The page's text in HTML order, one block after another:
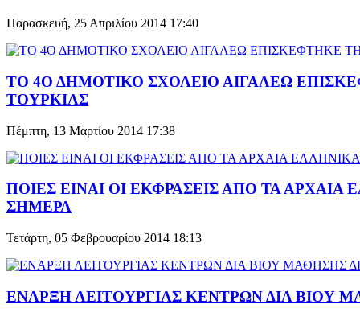
Παρασκευή, 25 Απριλίου 2014 17:40
ΤΟ 4Ο ΔΗΜΟΤΙΚΟ ΣΧΟΛΕΙΟ ΑΙΓΑΛΕΩ
ΤΟΥΡΚΙΑΣ
Πέμπτη, 13 Μαρτίου 2014 17:38
ΠΟΙΕΣ ΕΙΝΑΙ ΟΙ ΕΚΦΡΑΣΕΙΣ ΑΠΟ ΤΑ
ΣΗΜΕΡΑ
Τετάρτη, 05 Φεβρουαρίου 2014 18:13
ΕΝΑΡΞΗ ΛΕΙΤΟΥΡΓΙΑΣ ΚΕΝΤΡΩΝ ΔΙΑ ΒΙΟΥ